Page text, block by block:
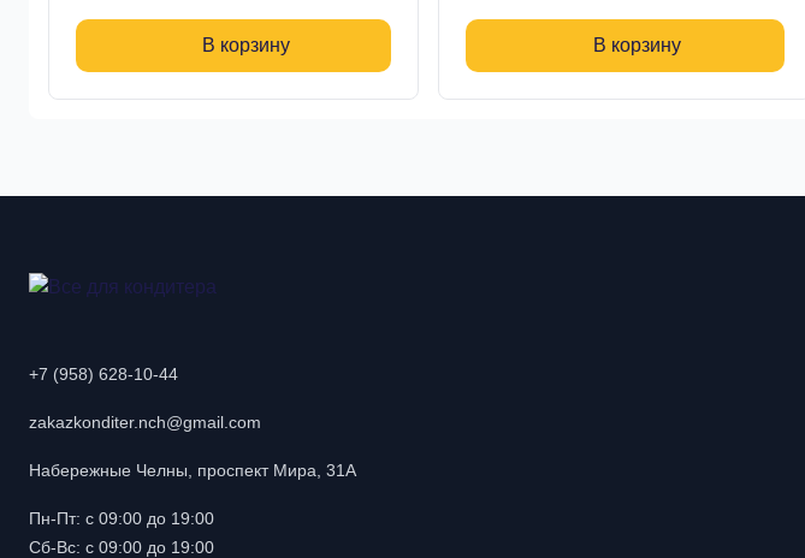
В корзину В корзину
+7 (958) 628-10-44
zakazkonditer.nch@gmail.com
Набережные Челны, проспект Мира, 31А
Пн-Пт: с 09:00 до 19:00
Сб-Вс: с 09:00 до 19:00